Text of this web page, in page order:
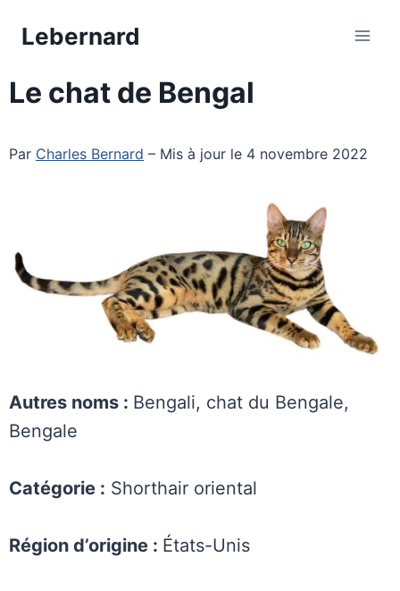
Lebernard
Le chat de Bengal
Par Charles Bernard – Mis à jour le 4 novembre 2022
Autres noms : Bengali, chat du Bengale,
Bengale
Catégorie : Shorthair oriental
Région d’origine : États-Unis